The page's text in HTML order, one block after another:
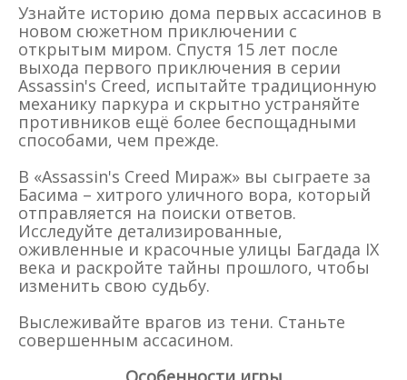
Узнайте историю дома первых ассасинов в
новом сюжетном приключении с
открытым миром. Спустя 15 лет после
выхода первого приключения в серии
Assassin's Creed, испытайте традиционную
механику паркура и скрытно устраняйте
противников ещё более беспощадными
способами, чем прежде.
В «Assassin's Creed Мираж» вы сыграете за
Басима – хитрого уличного вора, который
отправляется на поиски ответов.
Исследуйте детализированные,
оживленные и красочные улицы Багдада IX
века и раскройте тайны прошлого, чтобы
изменить свою судьбу.
Выслеживайте врагов из тени. Станьте
совершенным ассасином.